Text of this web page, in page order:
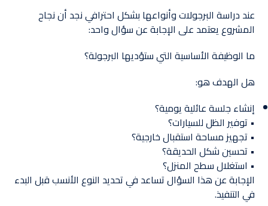
عند دراسة البرجولات وأنواعها بشكل احترافي نجد أن نجاح
المشروع يعتمد على الإجابة عن سؤال واحد:
ما الوظيفة الأساسية التي ستؤديها البرجولة؟
هل الهدف هو:
إنشاء جلسة عائلية يومية؟
• توفير الظل للسيارات؟
• تجهيز مساحة استقبال خارجية؟
• تحسين شكل الحديقة؟
• استغلال سطح المنزل؟
الإجابة عن هذا السؤال تساعد في تحديد النوع الأنسب قبل البدء
في التنفيذ.